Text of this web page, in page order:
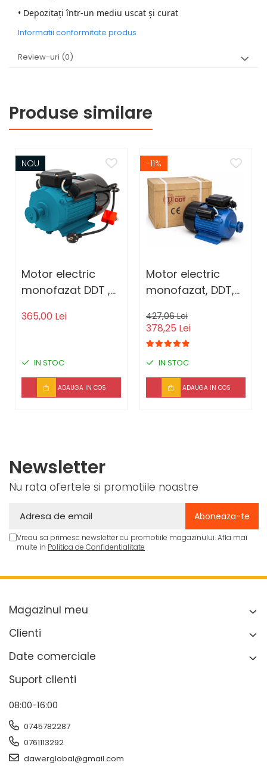
• Depozitați într-un mediu uscat și curat
Informatii conformitate produs
Review-uri (0)
Produse similare
NOU
Motor electric
monofazat DDT ,
bobinaj cupru, cu
365,00 Lei
IN STOC
ADAUGA IN COS
-11%
Motor electric
monofazat, DDT,
2 condensatori,
corp fonta
427,06 Lei
378,25 Lei
IN STOC
ADAUGA IN COS
Newsletter
Nu rata ofertele si promotiile noastre
Vreau sa primesc newsletter cu promotiile magazinului. Afla mai
multe in Politica de Confidentialitate
Magazinul meu
Clienti
Date comerciale
Suport clienti
08:00-16:00
0745782287
0761113292
dawerglobal@gmail.com